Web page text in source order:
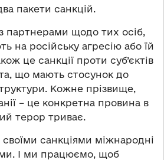
пакети санкцій.
партнерами щодо тих осіб,
на російську агресію або їй
це санкції проти суб’єктів
що мають стосунок до
Кожне прізвище,
– це конкретна провина в
терор триває.
санкціями міжнародні
І ми працюємо, щоб